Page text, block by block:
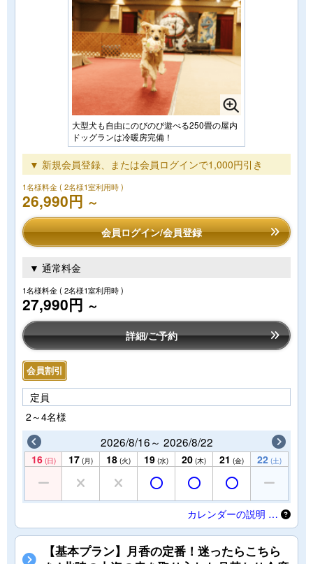
大型犬も自由にのびのび遊べる250畳の屋内
ドッグランは冷暖房完備！
▼ 新規会員登録、または会員ログインで1,000円引き
1名様料金( 2名様1室利用時 )
26,990円 ～
会員ログイン/会員登録
▼ 通常料金
1名様料金( 2名様1室利用時 )
27,990円 ～
詳細/ご予約
会員割引
定員
2～4名様
2026/8/16～ 2026/8/22
16 (日) 17 (月) 18 (火) 19 (水) 20 (木) 21 (金) 22 (土)
カレンダーの説明 …
【基本プラン】月香の定番！迷ったらこちら